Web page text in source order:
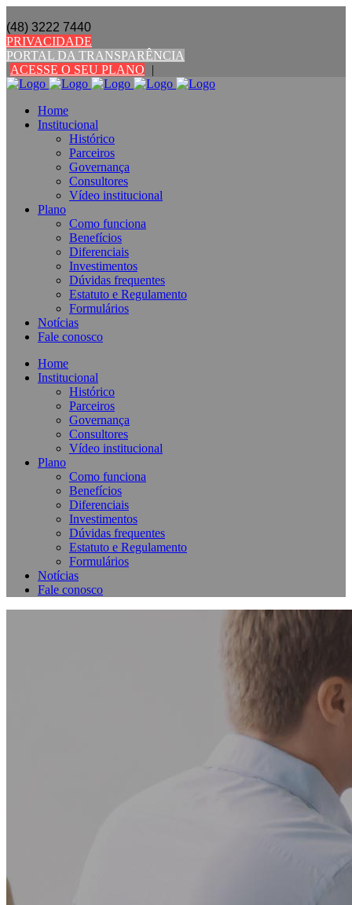
(48) 3222 7440
PRIVACIDADE
PORTAL DA TRANSPARÊNCIA
ACESSE O SEU PLANO
|
Home
Institucional
Histórico
Parceiros
Governança
Consultores
Vídeo institucional
Plano
Como funciona
Benefícios
Diferenciais
Investimentos
Dúvidas frequentes
Estatuto e Regulamento
Formulários
Notícias
Fale conosco
Home
Institucional
Histórico
Parceiros
Governança
Consultores
Vídeo institucional
Plano
Como funciona
Benefícios
Diferenciais
Investimentos
Dúvidas frequentes
Estatuto e Regulamento
Formulários
Notícias
Fale conosco